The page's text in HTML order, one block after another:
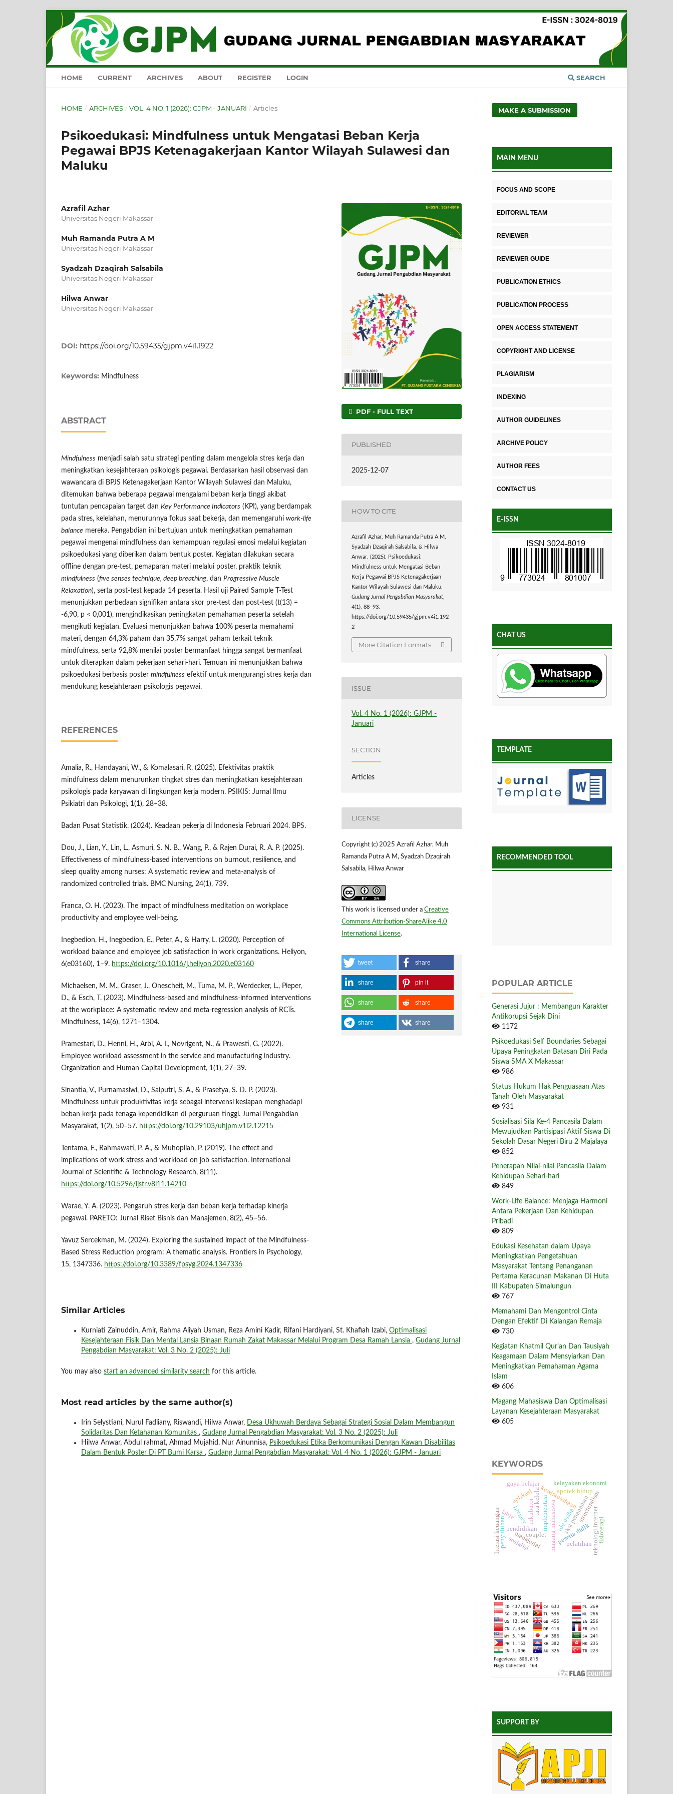
HOME CURRENT ARCHIVES ABOUT REGISTER LOGIN SEARCH
HOME / ARCHIVES / VOL. 4 NO. 1 (2026): GJPM - JANUARI / Articles
Psikoedukasi: Mindfulness untuk Mengatasi Beban Kerja
Pegawai BPJS Ketenagakerjaan Kantor Wilayah Sulawesi dan
Maluku
Azrafil Azhar
Universitas Negeri Makassar
Muh Ramanda Putra A M
Universitas Negeri Makassar
Syadzah Dzaqirah Salsabila
Universitas Negeri Makassar
Hilwa Anwar
Universitas Negeri Makassar
DOI: https://doi.org/10.59435/gjpm.v4i1.1922
Keywords: Mindfulness
ABSTRACT
Mindfulness menjadi salah satu strategi penting dalam mengelola stres kerja dan
meningkatkan kesejahteraan psikologis pegawai. Berdasarkan hasil observasi dan
wawancara di BPJS Ketenagakerjaan Kantor Wilayah Sulawesi dan Maluku,
ditemukan bahwa beberapa pegawai mengalami beban kerja tinggi akibat
tuntutan pencapaian target dan Key Performance Indicators (KPI), yang berdampak
pada stres, kelelahan, menurunnya fokus saat bekerja, dan memengaruhi work-life
balance mereka. Pengabdian ini bertujuan untuk meningkatkan pemahaman
pegawai mengenai mindfulness dan kemampuan regulasi emosi melalui kegiatan
psikoedukasi yang diberikan dalam bentuk poster. Kegiatan dilakukan secara
offline dengan pre-test, pemaparan materi melalui poster, praktik teknik
mindfulness (five senses technique, deep breathing, dan Progressive Muscle
Relaxation), serta post-test kepada 14 peserta. Hasil uji Paired Sample T-Test
menunjukkan perbedaan signifikan antara skor pre-test dan post-test (t(13) =
-6,90, p < 0,001), mengindikasikan peningkatan pemahaman peserta setelah
mengikuti kegiatan. Evaluasi menunjukkan bahwa 100% peserta memahami
materi, dengan 64,3% paham dan 35,7% sangat paham terkait teknik
mindfulness, serta 92,8% menilai poster bermanfaat hingga sangat bermanfaat
untuk diterapkan dalam pekerjaan sehari-hari. Temuan ini menunjukkan bahwa
psikoedukasi berbasis poster mindfulness efektif untuk mengurangi stres kerja dan
mendukung kesejahteraan psikologis pegawai.
REFERENCES
Amalia, R., Handayani, W., & Komalasari, R. (2025). Efektivitas praktik
mindfulness dalam menurunkan tingkat stres dan meningkatkan kesejahteraan
psikologis pada karyawan di lingkungan kerja modern. PSIKIS: Jurnal Ilmu
Psikiatri dan Psikologi, 1(1), 28–38.
Badan Pusat Statistik. (2024). Keadaan pekerja di Indonesia Februari 2024. BPS.
Dou, J., Lian, Y., Lin, L., Asmuri, S. N. B., Wang, P., & Rajen Durai, R. A. P. (2025).
Effectiveness of mindfulness-based interventions on burnout, resilience, and
sleep quality among nurses: A systematic review and meta-analysis of
randomized controlled trials. BMC Nursing, 24(1), 739.
Franca, O. H. (2023). The impact of mindfulness meditation on workplace
productivity and employee well-being.
Inegbedion, H., Inegbedion, E., Peter, A., & Harry, L. (2020). Perception of
workload balance and employee job satisfaction in work organizations. Heliyon,
6(e03160), 1–9. https://doi.org/10.1016/j.heliyon.2020.e03160
Michaelsen, M. M., Graser, J., Onescheit, M., Tuma, M. P., Werdecker, L., Pieper,
D., & Esch, T. (2023). Mindfulness-based and mindfulness-informed interventions
at the workplace: A systematic review and meta-regression analysis of RCTs.
Mindfulness, 14(6), 1271–1304.
Pramestari, D., Henni, H., Arbi, A. I., Novrigent, N., & Prawesti, G. (2022).
Employee workload assessment in the service and manufacturing industry.
Organization and Human Capital Development, 1(1), 27–39.
Sinantia, V., Purnamasiwi, D., Saiputri, S. A., & Prasetya, S. D. P. (2023).
Mindfulness untuk produktivitas kerja sebagai intervensi kesiapan menghadapi
beban kerja pada tenaga kependidikan di perguruan tinggi. Jurnal Pengabdian
Masyarakat, 1(2), 50–57. https://doi.org/10.29103/uhjpm.v1i2.12215
Tentama, F., Rahmawati, P. A., & Muhopilah, P. (2019). The effect and
implications of work stress and workload on job satisfaction. International
Journal of Scientific & Technology Research, 8(11).
https://doi.org/10.5296/ijstr.v8i11.14210
Warae, Y. A. (2023). Pengaruh stres kerja dan beban kerja terhadap kinerja
pegawai. PARETO: Jurnal Riset Bisnis dan Manajemen, 8(2), 45–56.
Yavuz Sercekman, M. (2024). Exploring the sustained impact of the Mindfulness-
Based Stress Reduction program: A thematic analysis. Frontiers in Psychology,
15, 1347336. https://doi.org/10.3389/fpsyg.2024.1347336
PDF - FULL TEXT
PUBLISHED
2025-12-07
HOW TO CITE
Azrafil Azhar, Muh Ramanda Putra A M,
Syadzah Dzaqirah Salsabila, & Hilwa
Anwar. (2025). Psikoedukasi:
Mindfulness untuk Mengatasi Beban
Kerja Pegawai BPJS Ketenagakerjaan
Kantor Wilayah Sulawesi dan Maluku.
Gudang Jurnal Pengabdian Masyarakat
4(1), 88–93.
https://doi.org/10.59435/gjpm.v4i1.192
2
More Citation Formats
ISSUE
Vol. 4 No. 1 (2026): GJPM -
Januari
SECTION
Articles
LICENSE
Copyright (c) 2025 Azrafil Azhar, Muh
Ramanda Putra A M, Syadzah Dzaqirah
Salsabila, Hilwa Anwar
This work is licensed under a Creative
Commons Attribution-ShareAlike 4.0
International License.
tweet share
share pin it
share share
share share
Similar Articles
Kurniati Zainuddin, Amir, Rahma Aliyah Usman, Reza Amini Kadir, Rifani Hardiyani, St. Khafiah Izabi, Optimalisasi
Kesejahteraan Fisik Dan Mental Lansia Binaan Rumah Zakat Makassar Melalui Program Desa Ramah Lansia , Gudang Jurnal
Pengabdian Masyarakat: Vol. 3 No. 2 (2025): Juli
You may also start an advanced similarity search for this article.
Most read articles by the same author(s)
Irin Selystiani, Nurul Fadliany, Riswandi, Hilwa Anwar, Desa Ukhuwah Berdaya Sebagai Strategi Sosial Dalam Membangun
Solidaritas Dan Ketahanan Komunitas , Gudang Jurnal Pengabdian Masyarakat: Vol. 3 No. 2 (2025): Juli
Hilwa Anwar, Abdul rahmat, Ahmad Mujahid, Nur Ainunnisa, Psikoedukasi Etika Berkomunikasi Dengan Kawan Disabilitas
Dalam Bentuk Poster Di PT Bumi Karsa , Gudang Jurnal Pengabdian Masyarakat: Vol. 4 No. 1 (2026): GJPM - Januari
MAKE A SUBMISSION
MAIN MENU
FOCUS AND SCOPE
EDITORIAL TEAM
REVIEWER
REVIEWER GUIDE
PUBLICATION ETHICS
PUBLICATION PROCESS
OPEN ACCESS STATEMENT
COPYRIGHT AND LICENSE
PLAGIARISM
INDEXING
AUTHOR GUIDELINES
ARCHIVE POLICY
AUTHOR FEES
CONTACT US
E-ISSN
CHAT US
TEMPLATE
RECOMMENDED TOOL
POPULAR ARTICLE
Generasi Jujur : Membangun Karakter
Antikorupsi Sejak Dini
1172
Psikoedukasi Self Boundaries Sebagai
Upaya Peningkatan Batasan Diri Pada
Siswa SMA X Makassar
986
Status Hukum Hak Penguasaan Atas
Tanah Oleh Masyarakat
931
Sosialisasi Sila Ke-4 Pancasila Dalam
Mewujudkan Partisipasi Aktif Siswa Di
Sekolah Dasar Negeri Biru 2 Majalaya
852
Penerapan Nilai-nilai Pancasila Dalam
Kehidupan Sehari-hari
849
Work-Life Balance: Menjaga Harmoni
Antara Pekerjaan Dan Kehidupan
Pribadi
809
Edukasi Kesehatan dalam Upaya
Meningkatkan Pengetahuan
Masyarakat Tentang Penanganan
Pertama Keracunan Makanan Di Huta
III Kabupaten Simalungun
767
Memahami Dan Mengontrol Cinta
Dengan Efektif Di Kalangan Remaja
730
Kegiatan Khatmil Qur’an Dan Tausiyah
Keagamaan Dalam Mensyiarkan Dan
Meningkatkan Pemahaman Agama
Islam
606
Magang Mahasiswa Dan Optimalisasi
Layanan Kesejahteraan Masyarakat
605
KEYWORDS
pendidikan implementasi
inkubator
kewirausahaan
magang mahasiswapeserta didik
aksi penanaman
manajerial
tata kelola apotek hidup
aplikasi structuralism
couplet
pelatihan
kelayakan ekonomi
ide usaha
penyuluhan
gaya belajar
teknologi internet
sosialisi fisioterapi
literacy
literasi keuanganfable
SUPPORT BY